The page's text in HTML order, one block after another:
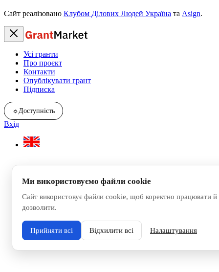
Сайт реалізовано Клубом Ділових Людей Україна та Asign.
Усі гранти
Про проєкт
Контакти
Опублікувати грант
Підписка
☼ Доступність
Вхід
Ми використовуємо файли cookie
Сайт використовує файли cookie, щоб коректно працювати
дозволити.
Прийняти всі Відхилити всі Налаштування